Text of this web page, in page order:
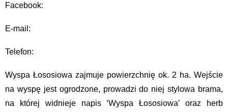
Facebook:
E-mail:
Telefon:
Wyspa Łososiowa zajmuje powierzchnię ok. 2 ha. Wejście
na wyspę jest ogrodzone, prowadzi do niej stylowa brama,
na której widnieje napis ‘Wyspa Łososiowa’ oraz herb